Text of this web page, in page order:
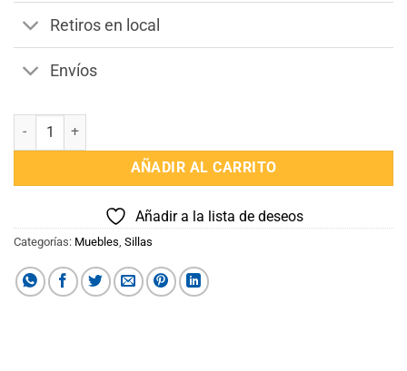
Retiros en local
Envíos
Puff Organizador 2 Cuerpos cantidad
AÑADIR AL CARRITO
Añadir a la lista de deseos
Categorías: Muebles Sillas